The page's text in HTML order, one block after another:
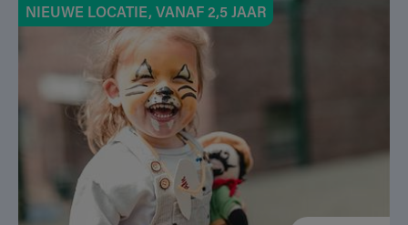
NIEUWE LOCATIE, VANAF 2,5 JAAR